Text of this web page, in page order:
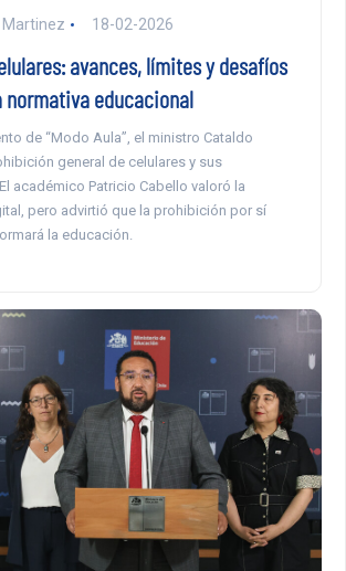
Martinez 18-02-2026
avances, límites y desafíos
normativa educacional
de “Modo Aula”, el ministro Cataldo
general de celulares y sus
académico Patricio Cabello valoró la
pero advirtió que la prohibición por sí
la educación.